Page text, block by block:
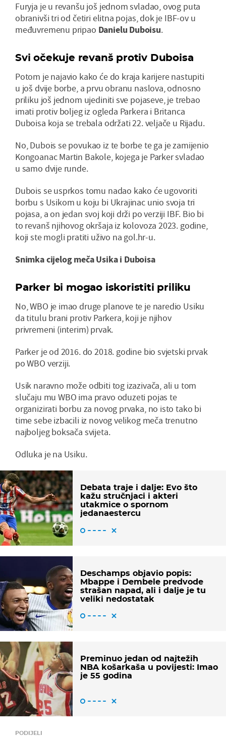
Furyja je u revanšu još jednom svladao, ovog puta
obranivši tri od četiri elitna pojas, dok je IBF-ov u
međuvremenu pripao Danielu Duboisu.
Svi očekuje revanš protiv Duboisa
Potom je najavio kako će do kraja karijere nastupiti
u još dvije borbe, a prvu obranu naslova, odnosno
priliku još jednom ujediniti sve pojaseve, je trebao
imati protiv boljeg iz ogleda Parkera i Britanca
Duboisa koja se trebala održati 22. veljače u Rijadu.
No, Dubois se povukao iz te borbe te ga je zamijenio
Kongoanac Martin Bakole, kojega je Parker svladao
u samo dvije runde.
Dubois se usprkos tomu nadao kako će ugovoriti
borbu s Usikom u koju bi Ukrajinac unio svoja tri
pojasa, a on jedan svoj koji drži po verziji IBF. Bio bi
to revanš njihovog okršaja iz kolovoza 2023. godine,
koji ste mogli pratiti uživo na gol.hr-u.
Snimka cijelog meča Usika i Duboisa
Parker bi mogao iskoristiti priliku
No, WBO je imao druge planove te je naredio Usiku
da titulu brani protiv Parkera, koji je njihov
privremeni (interim) prvak.
Parker je od 2016. do 2018. godine bio svjetski prvak
po WBO verziji.
Usik naravno može odbiti tog izazivača, ali u tom
slučaju mu WBO ima pravo oduzeti pojas te
organizirati borbu za novog prvaka, no isto tako bi
time sebe izbacili iz novog velikog meča trenutno
najboljeg boksača svijeta.
Odluka je na Usiku.
Debata traje i dalje: Evo što
kažu stručnjaci i akteri
utakmice o spornom
jedanaestercu
Deschamps objavio popis:
Mbappe i Dembele predvode
strašan napad, ali i dalje je tu
veliki nedostatak
Preminuo jedan od najtežih
NBA košarkaša u povijesti: Imao
je 55 godina
PODIJELI